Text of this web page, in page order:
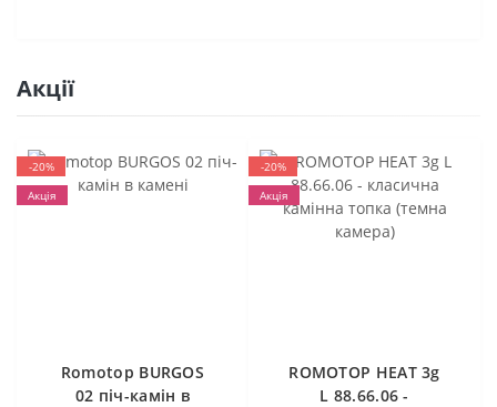
Акції
-20%
Акція
Romotop BURGOS
02 піч-камін в
-20%
Акція
ROMOTOP HEAT 3g
L 88.66.06 -